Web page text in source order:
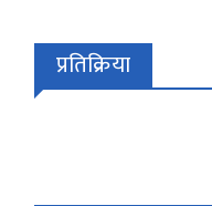
प्रतिक्रिया